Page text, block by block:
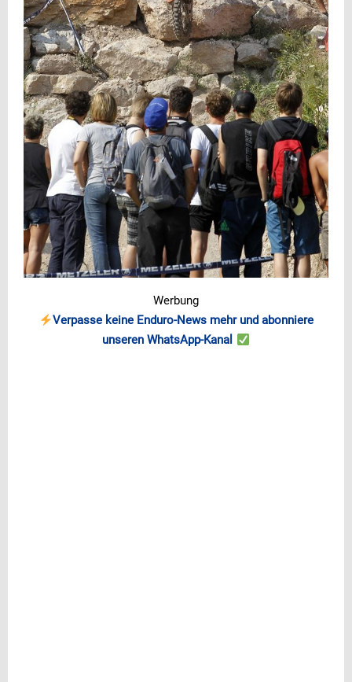
Werbung
Verpasse keine Enduro-News mehr und abonniere
unseren WhatsApp-Kanal